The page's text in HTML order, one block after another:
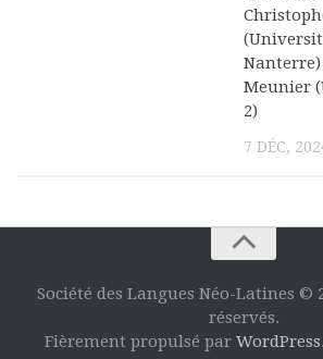
Meunier
2)
7 DÉC,
Société des Langues Néo-Latines ©
réservés.
Fièrement propulsé par WordPress